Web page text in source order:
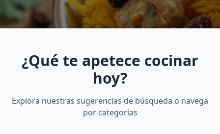
¿Qué te apetece cocinar
hoy?
Explora nuestras sugerencias de búsqueda o navega
por categorías